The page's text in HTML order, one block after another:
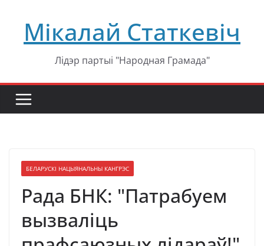
содержимому
Мікалай Статкевіч
Лідэр партыі "Народная Грамада"
БЕЛАРУСКІ НАЦЫЯНАЛЬНЫ КАНГРЭС
Рада БНК: "Патрабуем
вызваліць